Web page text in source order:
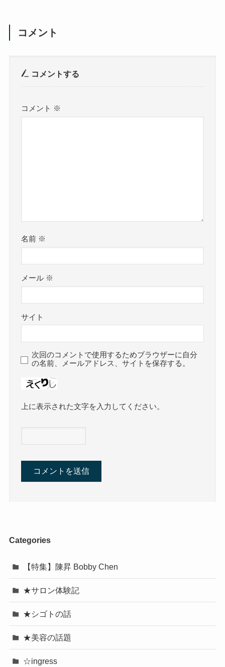
コメント
コメントする
コメント ※
名前 ※
メール ※
サイト
次回のコメントで使用するためブラウザーに自分
の名前、メールアドレス、サイトを保存する。
上に表示された文字を入力してください。
Categories
【特集】陳昇 Bobby Chen
★サロン体験記
★シゴトの話
★美容の話題
☆ingress